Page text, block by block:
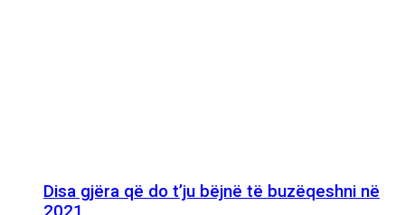
Disa gjëra që do t’ju bëjnë të buzëqeshni në